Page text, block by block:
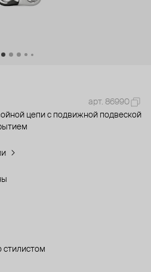
арт. 86990
цепи с подвижной подвеской
стилистом